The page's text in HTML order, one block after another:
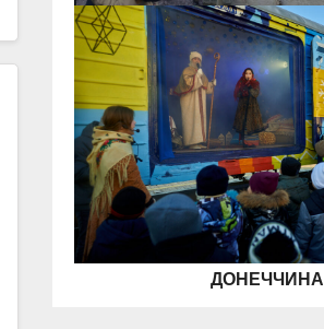
ДОНЕЧЧИНА